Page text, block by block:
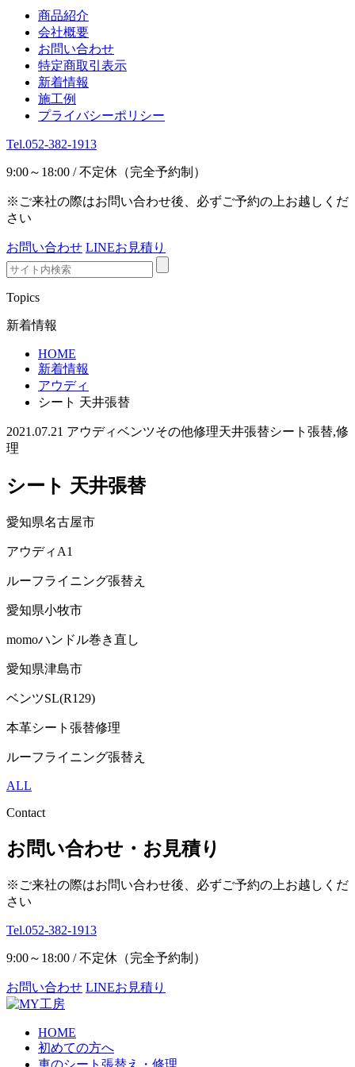
商品紹介
会社概要
お問い合わせ
特定商取引表示
新着情報
施工例
プライバシーポリシー
Tel.052-382-1913
9:00～18:00 / 不定休（完全予約制）
※ご来社の際はお問い合わせ後、必ずご予約の上お越しくだ
さい
お問い合わせ LINEお見積り
Topics
新着情報
HOME
新着情報
アウディ
シート 天井張替
2021.07.21 アウディベンツその他修理天井張替シート張替,修
理
シート 天井張替
愛知県名古屋市
アウディA1
ルーフライニング張替え
愛知県小牧市
momoハンドル巻き直し
愛知県津島市
ベンツSL(R129)
本革シート張替修理
ルーフライニング張替え
ALL
Contact
お問い合わせ・お見積り
※ご来社の際はお問い合わせ後、必ずご予約の上お越しくだ
さい
Tel.052-382-1913
9:00～18:00 / 不定休（完全予約制）
お問い合わせ LINEお見積り
HOME
初めての方へ
車のシート張替え・修理